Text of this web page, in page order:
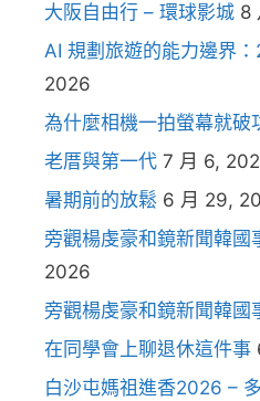
大阪自由行 – 環球影城 8
AI 規劃旅遊的能力邊界
2026
為什麼相機一拍螢幕就破
老厝與第一代 7 月 6,
暑期前的放鬆 6 月 29,
旁觀楊虔豪和鏡新聞韓國
2026
旁觀楊虔豪和鏡新聞韓國
在同學會上聊退休這件事
白沙屯媽祖進香2026 –